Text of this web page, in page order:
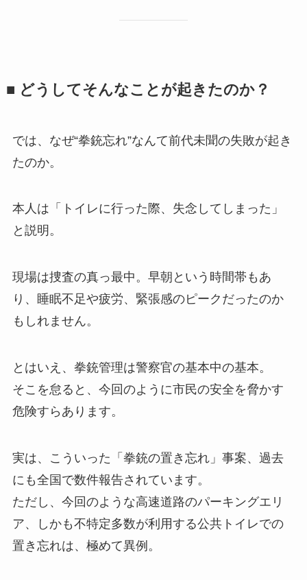
■ どうしてそんなことが起きたのか？
では、なぜ“拳銃忘れ”なんて前代未聞の失敗が起き
たのか。
本人は「トイレに行った際、失念してしまった」
と説明。
現場は捜査の真っ最中。早朝という時間帯もあ
り、睡眠不足や疲労、緊張感のピークだったのか
もしれません。
とはいえ、拳銃管理は警察官の基本中の基本。
そこを怠ると、今回のように市民の安全を脅かす
危険すらあります。
実は、こういった「拳銃の置き忘れ」事案、過去
にも全国で数件報告されています。
ただし、今回のような高速道路のパーキングエリ
ア、しかも不特定多数が利用する公共トイレでの
置き忘れは、極めて異例。